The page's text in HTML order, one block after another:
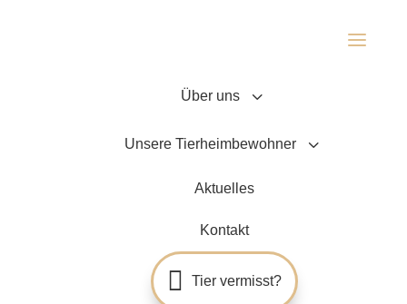
a
3
Über uns
3
Unsere Tierheimbewohner
Aktuelles
Kontakt
 Tier vermisst?